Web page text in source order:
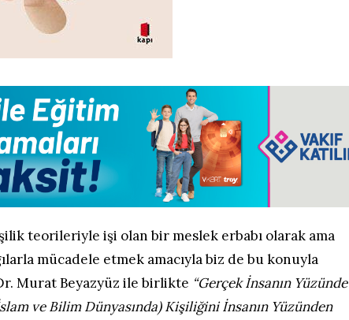
teorileriyle işi olan bir meslek erbabı olarak ama
mücadele etmek amacıyla biz de bu konuyla
Murat Beyazyüz ile birlikte “Gerçek İnsanın Yüzünde
ve Bilim Dünyasında) Kişiliğini İnsanın Yüzünden